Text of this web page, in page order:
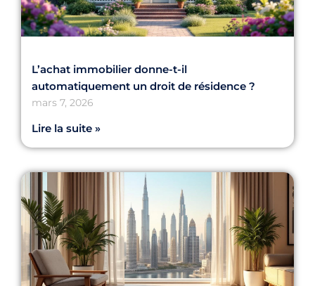
L’achat immobilier donne-t-il
automatiquement un droit de résidence ?
mars 7, 2026
Lire la suite »